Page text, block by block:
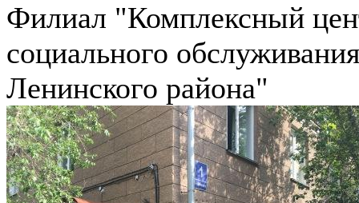
Филиал "Комплексный
социального
Ленинского района"